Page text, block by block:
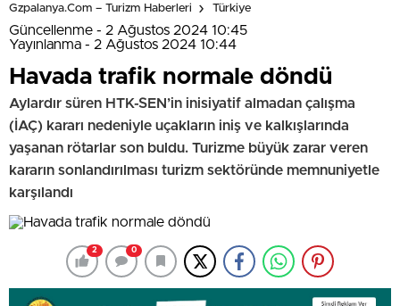
Gzpalanya.com – Turizm Haberleri Türkiye
Güncellenme - 2 Ağustos 2024 10:45
Yayınlanma - 2 Ağustos 2024 10:44
Havada trafik normale döndü
Aylardır süren HTK-SEN’in inisiyatif almadan çalışma
(İAÇ) kararı nedeniyle uçakların iniş ve kalkışlarında
yaşanan rötarlar son buldu. Turizme büyük zarar veren
kararın sonlandırılması turizm sektöründe memnuniyetle
karşılandı
2 0